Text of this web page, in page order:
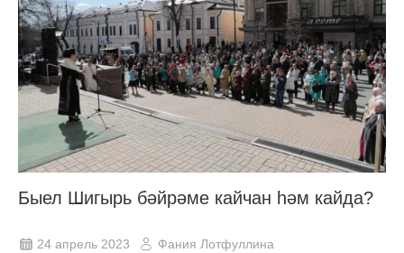
Быел Шигырь бәйрәме кайчан һәм кайда?
24 апрель 2023
Фания Лотфуллина